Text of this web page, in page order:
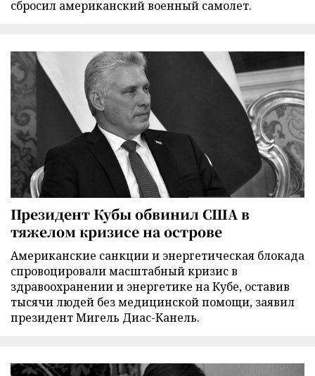
сбросил американский военный самолет.
Президент Кубы обвинил США в
тяжелом кризисе на острове
Американские санкции и энергетическая блокада
спровоцировали масштабный кризис в
здравоохранении и энергетике на Кубе, оставив
тысячи людей без медицинской помощи, заявил
президент Мигель Диас-Канель.